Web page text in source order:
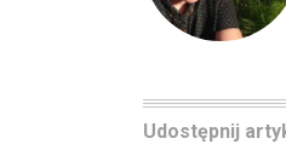
Udostępnij